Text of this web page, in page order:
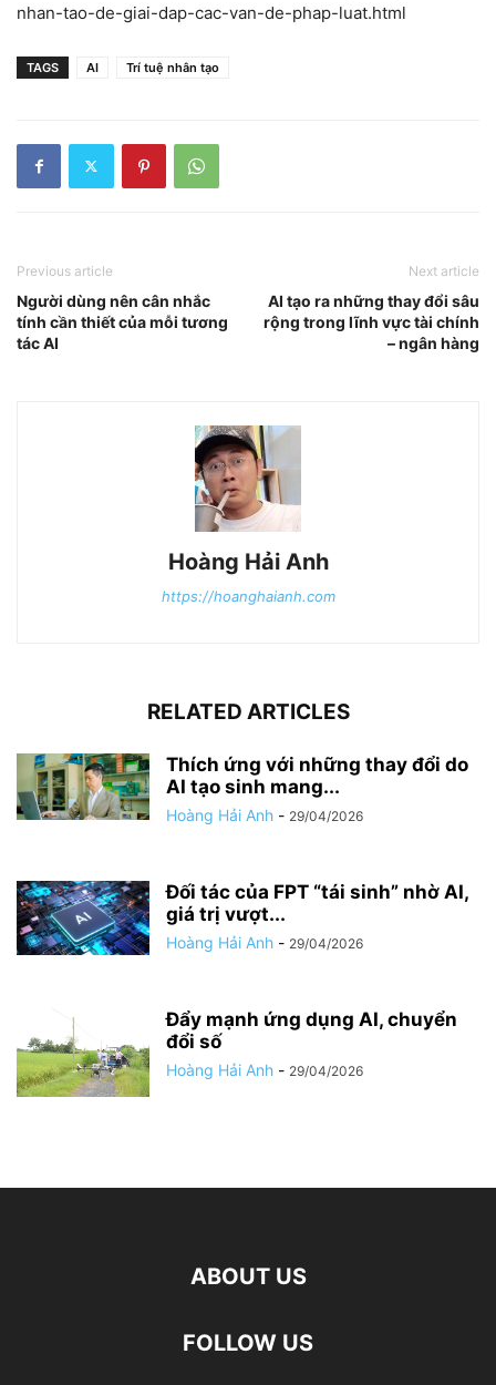
nhan-tao-de-giai-dap-cac-van-de-phap-luat.html
TAGS AI Trí tuệ nhân tạo
Previous article
Người dùng nên cân nhắc
tính cần thiết của mỗi tương
tác AI
Next article
AI tạo ra những thay đổi sâu
rộng trong lĩnh vực tài chính
– ngân hàng
Hoàng Hải Anh
https://hoanghaianh.com
RELATED ARTICLES
Thích ứng với những thay đổi do
AI tạo sinh mang...
Hoàng Hải Anh - 29/04/2026
Đối tác của FPT “tái sinh” nhờ AI,
giá trị vượt...
Hoàng Hải Anh - 29/04/2026
Đẩy mạnh ứng dụng AI, chuyển
đổi số
Hoàng Hải Anh - 29/04/2026
ABOUT US
FOLLOW US